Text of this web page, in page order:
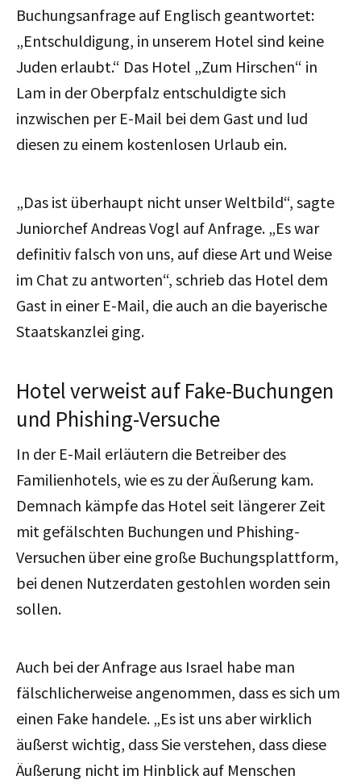
Buchungsanfrage auf Englisch geantwortet:
„Entschuldigung, in unserem Hotel sind keine
Juden erlaubt.“ Das Hotel „Zum Hirschen“ in
Lam in der Oberpfalz entschuldigte sich
inzwischen per E-Mail bei dem Gast und lud
diesen zu einem kostenlosen Urlaub ein.
„Das ist überhaupt nicht unser Weltbild“, sagte
Juniorchef Andreas Vogl auf Anfrage. „Es war
definitiv falsch von uns, auf diese Art und Weise
im Chat zu antworten“, schrieb das Hotel dem
Gast in einer E-Mail, die auch an die bayerische
Staatskanzlei ging.
Hotel verweist auf Fake-Buchungen
und Phishing-Versuche
In der E-Mail erläutern die Betreiber des
Familienhotels, wie es zu der Äußerung kam.
Demnach kämpfe das Hotel seit längerer Zeit
mit gefälschten Buchungen und Phishing-
Versuchen über eine große Buchungsplattform,
bei denen Nutzerdaten gestohlen worden sein
sollen.
Auch bei der Anfrage aus Israel habe man
fälschlicherweise angenommen, dass es sich um
einen Fake handele. „Es ist uns aber wirklich
äußerst wichtig, dass Sie verstehen, dass diese
Äußerung nicht im Hinblick auf Menschen